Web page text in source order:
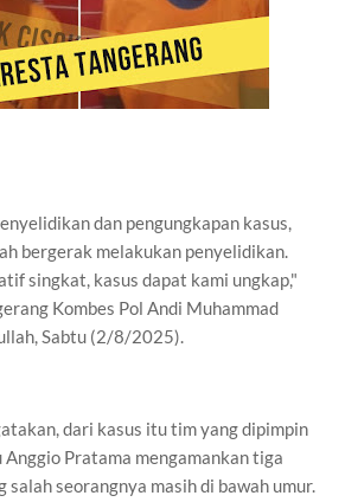
dan pengungkapan kasus,
bergerak melakukan penyelidikan.
singkat, kasus dapat kami ungkap,"
Kombes Pol Andi Muhammad
Sabtu (2/8/2025).
dari kasus itu tim yang dipimpin
Pratama mengamankan tiga
salah seorangnya masih di bawah umur.